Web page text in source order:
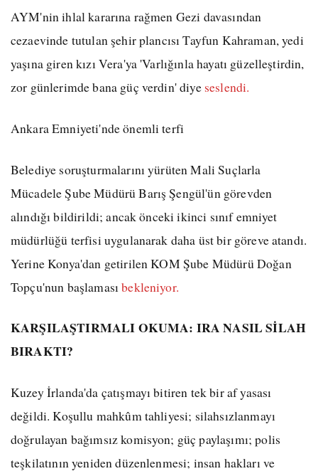
AYM'nin ihlal kararına rağmen Gezi davasından
cezaevinde tutulan şehir plancısı Tayfun Kahraman, yedi
yaşına giren kızı Vera'ya 'Varlığınla hayatı güzelleştirdin,
zor günlerimde bana güç verdin' diye seslendi.
Ankara Emniyeti'nde önemli terfi
Belediye soruşturmalarını yürüten Mali Suçlarla
Mücadele Şube Müdürü Barış Şengül'ün görevden
alındığı bildirildi; ancak önceki ikinci sınıf emniyet
müdürlüğü terfisi uygulanarak daha üst bir göreve atandı.
Yerine Konya'dan getirilen KOM Şube Müdürü Doğan
Topçu'nun başlamasıbekleniyor.
KARŞILAŞTIRMALI OKUMA: IRA NASIL SİLAH
BIRAKTI?
Kuzey İrlanda'da çatışmayı bitiren tek bir af yasası
değildi. Koşullu mahkûm tahliyesi; silahsızlanmayı
doğrulayan bağımsız komisyon; güç paylaşımı; polis
teşkilatının yeniden düzenlenmesi; insan hakları ve